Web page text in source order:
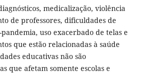
medicalização, violência
de professores, dificuldades de
uso exacerbado de telas e
que estão relacionadas à saúde
educativas não são
que afetam somente escolas e